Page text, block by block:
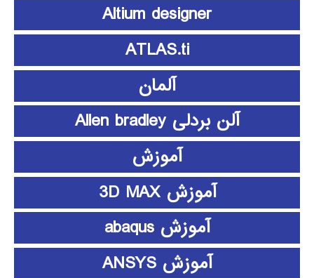
Altium designer
ATLAS.ti
آلمان
آلن بردلی Allen bradley
آموزش
آموزش 3D MAX
آموزش abaqus
آموزش ANSYS